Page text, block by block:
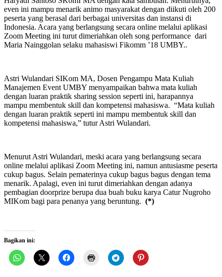
even ini mampu menarik animo masyarakat dengan diikuti oleh 200
peserta yang berasal dari berbagai universitas dan instansi di
Indonesia. Acara yang berlangsung secara online melalui aplikasi
Zoom Meeting ini turut dimeriahkan oleh song performance dari
Maria Nainggolan selaku mahasiswi Fikomm ’18 UMBY..
Astri Wulandari SIKom MA, Dosen Pengampu Mata Kuliah
Manajemen Event UMBY menyampaikan bahwa mata kuliah
dengan luaran praktik sharing session seperti ini, harapannya
mampu membentuk skill dan kompetensi mahasiswa. “Mata kuliah
dengan luaran praktik seperti ini mampu membentuk skill dan
kompetensi mahasiswa,” tutur Astri Wulandari.
Menurut Astri Wulandari, meski acara yang berlangsung secara
online melalui aplikasi Zoom Meeting ini, namun antusiasme peserta
cukup bagus. Selain pematerinya cukup bagus bagus dengan tema
menarik. Apalagi, even ini turut dimeriahkan dengan adanya
pembagian doorprize berupa dua buah buku karya Catur Nugroho
MIKom bagi para penanya yang beruntung. (*)
Bagikan ini: